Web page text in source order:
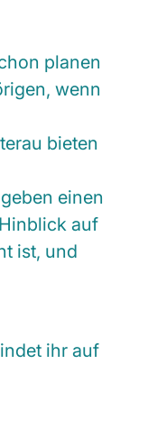
planen
wenn
bieten
einen
auf
ist, und
ihr auf